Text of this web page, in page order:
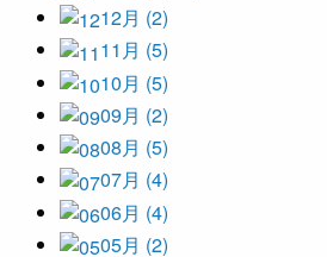
12月 (2)
11月 (5)
10月 (5)
09月 (2)
08月 (5)
07月 (4)
06月 (4)
05月 (2)